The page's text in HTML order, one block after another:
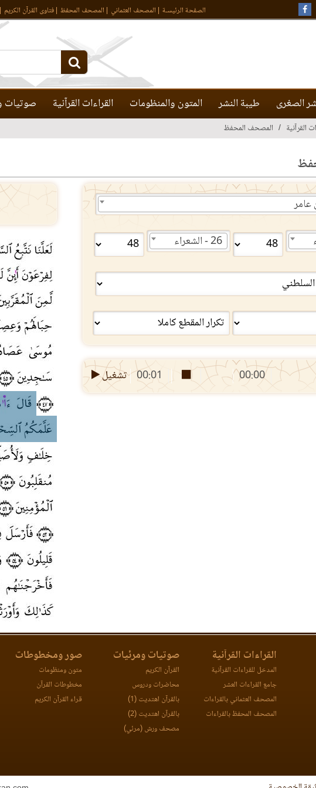
الصفحة الرئيسـة المصحف العثماني المصحف المحفظ فتاوى القرآن الكريم
الصغرى طيبة النشر المتون والمنظومات القراءات القرآنية صوتيات
القرآنية المصحف المحفظ
عامر
26 - الشعراء
00:00
00:01 تشغيل
القراءات القرآنية
المدخل للقراءات القرآنية
جامع القراءات العشر
المصحف العثماني بالقراءات
المصحف المحفظ بالقراءات
صوتيات ومرئيات
القرآن الكريم
محاضرات ودروس
بالقرآن اهتديت (1)
بالقرآن اهتديت (2)
مصحف ورش (مرئي)
صور ومخطوطات
متون ومنظومات
مخطوطات القرآن
قراء القرآن الكريم